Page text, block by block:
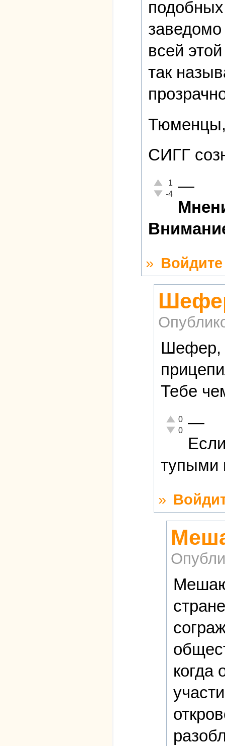
заведомо
всей
так
Тюменцы,
СИГГ
Отлично!
1
Неадекватно!
-4 —
» Войдите
Шефер,
Тебе
Отлично!
0
Неадекватно!
0 —
тупыми
»
когда